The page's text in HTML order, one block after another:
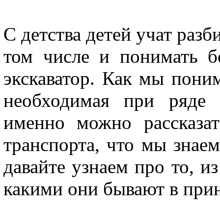
С детства детей учат
том числе и понимать
экскаватор. Как мы
необходимая при ряде
именно можно
транспорта, что мы
давайте узнаем про то,
какими они бывают в